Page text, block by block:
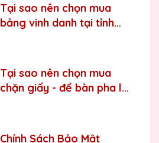
Tại sao nên chọn mua
bảng vinh danh tại tỉnh
Tại sao nên chọn mua
chặn giấy - để bàn pha lê
Chính Sách Bảo Mật